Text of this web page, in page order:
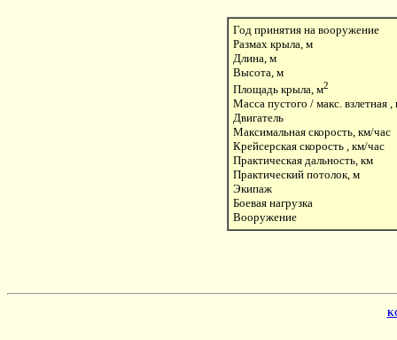
Год принятия на вооружение
Размах крыла, м
Длина, м
Высота, м
Площадь крыла, м2
Масса пустого / макс. взлетная ,
Двигатель
Максимальная скорость, км/час
Крейсерская скорость , км/час
Практическая дальность, км
Практический потолок, м
Экипаж
Боевая нагрузка
Вооружение